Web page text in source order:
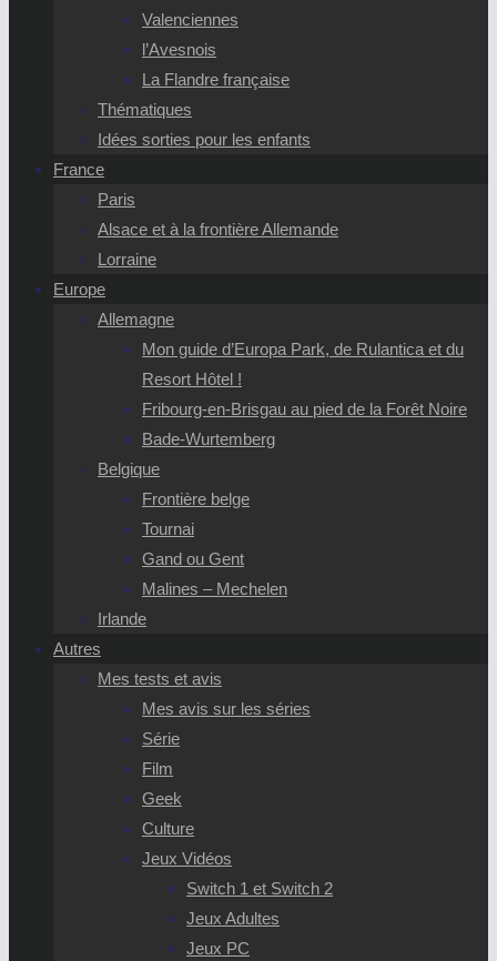
Valenciennes
l’Avesnois
La Flandre française
Thématiques
Idées sorties pour les enfants
France
Paris
Alsace et à la frontière Allemande
Lorraine
Europe
Allemagne
Mon guide d’Europa Park, de Rulantica et du
Resort Hôtel !
Fribourg-en-Brisgau au pied de la Forêt Noire
Bade-Wurtemberg
Belgique
Frontière belge
Tournai
Gand ou Gent
Malines – Mechelen
Irlande
Autres
Mes tests et avis
Mes avis sur les séries
Série
Film
Geek
Culture
Jeux Vidéos
Switch 1 et Switch 2
Jeux Adultes
Jeux PC